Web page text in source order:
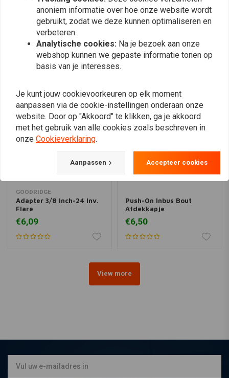
Plaats ook een review
Vergelijkbare producten
GOODRIDGE
Adapter 3/8 Inch-24 Inv.
Flare
€6,09
Push-On Inbus Bout
Afdekkapje
€6,50
View more
anoniem informatie over hoe onze website wordt
gebruikt, zodat we deze kunnen optimaliseren en
verbeteren.
Analytische cookies: Na je bezoek aan onze
webshop kunnen we gepaste informatie tonen op
basis van je interesses.
Je kunt jouw cookievoorkeuren op elk moment
aanpassen via de cookie-instellingen onderaan onze
website. Door op "Akkoord" te klikken, ga je akkoord
met het gebruik van alle cookies zoals beschreven in
onze Cookieverklaring.
Aanpassen Accepteer cookies